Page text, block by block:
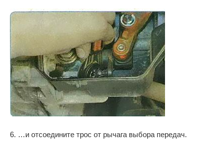
6. …и отсоедините трос от рычага выбора передач.